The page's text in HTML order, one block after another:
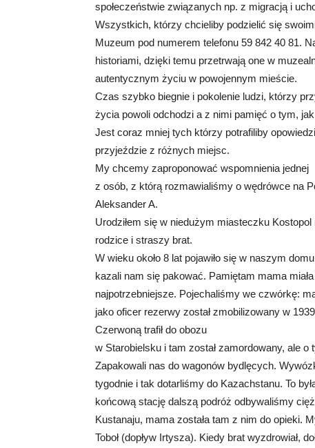
społeczeństwie związanych np. z migracją i
Wszystkich, którzy chcieliby podzielić się
Muzeum pod numerem telefonu 59 842 40 81.
historiami, dzięki temu przetrwają one w
autentycznym życiu w powojennym mieście.
Czas szybko biegnie i pokolenie ludzi, którzy
życia powoli odchodzi a z nimi pamięć o tym, jak
Jest coraz mniej tych którzy potrafiliby
przyjeździe z różnych miejsc.
My chcemy zaproponować wspomnienia jednej
z osób, z którą rozmawialiśmy o wędrówce na
Aleksander A.
Urodziłem się w niedużym miasteczku
rodzice i straszy brat.
W wieku około 8 lat pojawiło się w naszym
kazali nam się pakować. Pamiętam mama
najpotrzebniejsze. Pojechaliśmy we czwórkę:
jako oficer rezerwy został zmobilizowany w
Czerwoną trafił do obozu
w Starobielsku i tam został zamordowany, ale
Zapakowali nas do wagonów bydlęcych.
tygodnie i tak dotarliśmy do Kazachstanu. To
końcową stację dalszą podróż odbywaliśmy
Kustanaju, mama została tam z nim do opieki.
Toboł (dopływ Irtysza). Kiedy brat wyzdrowiał,